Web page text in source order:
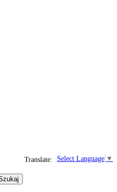
Select Language ▼
Translate: